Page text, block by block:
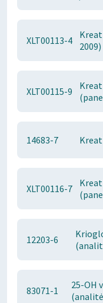
XLT00113-4
XLT00115-9
14683-7
XLT00116-7
12203-6
83071-1
25-OH